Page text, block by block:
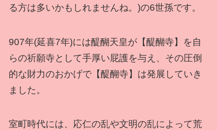
る方は多いかもしれませんね。)の6世孫です。
907年(延喜7年)には醍醐天皇が【醍醐寺】を自
らの祈願寺として手厚い屁護を与え、その圧倒
的な財力のおかげで【醍醐寺】は発展していき
ました。
室町時代には、応仁の乱や文明の乱によって荒